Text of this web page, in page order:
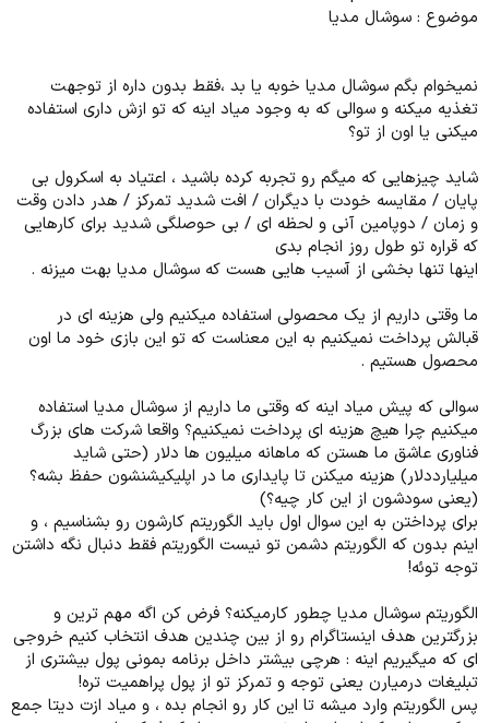
موضوع : سوشال مدیا
نمیخوام بگم سوشال مدیا خوبه یا بد ،فقط بدون داره از توجهت
تغذیه میکنه و سوالی که به وجود میاد اینه که تو ازش داری استفاده
میکنی یا اون از تو؟
شاید چیزهایی که میگم رو تجربه کرده باشید ، اعتیاد به اسکرول بی
پایان / مقایسه خودت با دیگران / افت شدید تمرکز / هدر دادن وقت
و زمان / دوپامین آنی و لحظه ای / بی حوصلگی شدید برای کارهایی
که قراره تو طول روز انجام بدی
اینها تنها بخشی از آسیب هایی هست که سوشال مدیا بهت میزنه .
ما وقتی داریم از یک محصولی استفاده میکنیم ولی هزینه ای در
قبالش پرداخت نمیکنیم به این معناست که تو این بازی خود ما اون
محصول هستیم .
سوالی که پیش میاد اینه که وقتی ما داریم از سوشال مدیا استفاده
میکنیم چرا هیچ هزینه ای پرداخت نمیکنیم؟ واقعا شرکت های بزرگ
فناوری عاشق ما هستن که ماهانه میلیون ها دلار (حتی شاید
میلیارددلار) هزینه میکنن تا پایداری ما در اپلیکیشنشون حفظ بشه؟
(یعنی سودشون از این کار چیه؟)
برای پرداختن به این سوال اول باید الگوریتم کارشون رو بشناسیم ، و
اینم بدون که الگوریتم دشمن تو نیست الگوریتم فقط دنبال نگه داشتن
توجه توئه!
الگوریتم سوشال مدیا چطور کارمیکنه؟ فرض کن اگه مهم ترین و
بزرگترین هدف اینستاگرام رو از بین چندین هدف انتخاب کنیم خروجی
ای که میگیریم اینه : هرچی بیشتر داخل برنامه بمونی پول بیشتری از
تبلیغات درمیارن یعنی توجه و تمرکز تو از پول پراهمیت تره!
پس الگوریتم وارد میشه تا این کار رو انجام بده ، و میاد ازت دیتا جمع